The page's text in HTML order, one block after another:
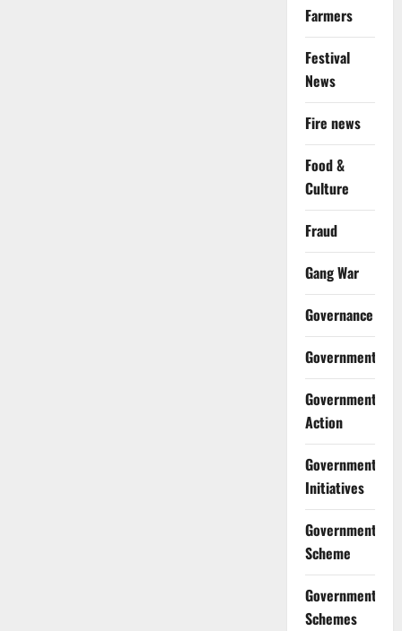
Farmers
Festival
News
Fire news
Food &
Culture
Fraud
Gang War
Governance
Government
Government
Action
Government
Initiatives
Government
Scheme
Government
Schemes